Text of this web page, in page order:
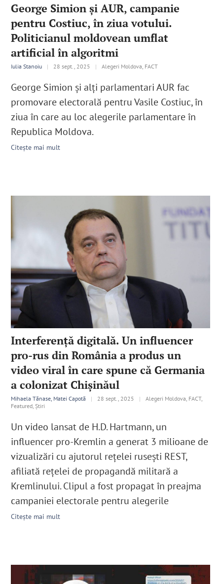
George Simion și AUR, campanie
pentru Costiuc, în ziua votului.
Politicianul moldovean umflat
artificial în algoritmi
Iulia Stanoiu | 28 sept., 2025 | Alegeri Moldova, FACT
George Simion și alți parlamentari AUR fac
promovare electorală pentru Vasile Costiuc, în
ziua în care au loc alegerile parlamentare în
Republica Moldova.
Citește mai mult
Interferență digitală. Un influencer
pro-rus din România a produs un
video viral în care spune că Germania
a colonizat Chișinăul
Mihaela Tănase, Matei Capotă | 28 sept., 2025 |
Alegeri Moldova, FACT,
Featured, Știri
Un video lansat de H.D. Hartmann, un
influencer pro-Kremlin a generat 3 milioane de
vizualizări cu ajutorul rețelei rusești REST,
afiliată reţelei de propagandă militară a
Kremlinului. Clipul a fost propagat în preajma
campaniei electorale pentru alegerile
Citește mai mult